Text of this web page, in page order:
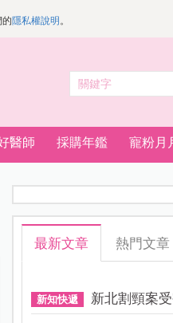
隱私權說明 。
醫師 採購年鑑 寵粉月
最新文章 熱門文章
新知快遞 新北割頸案